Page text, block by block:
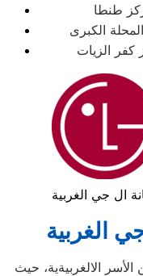
طنطا
الكبرى
كفر الزيات
ال جي الغربية
جي الغربية
الالغربيةية، حيث